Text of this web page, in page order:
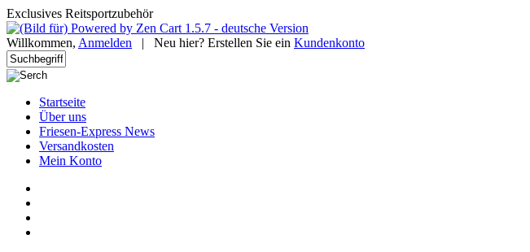
Exclusives Reitsportzubehör
Willkommen, Anmelden | Neu hier? Erstellen Sie ein Kundenkonto
Startseite
Über uns
Friesen-Express News
Versandkosten
Mein Konto